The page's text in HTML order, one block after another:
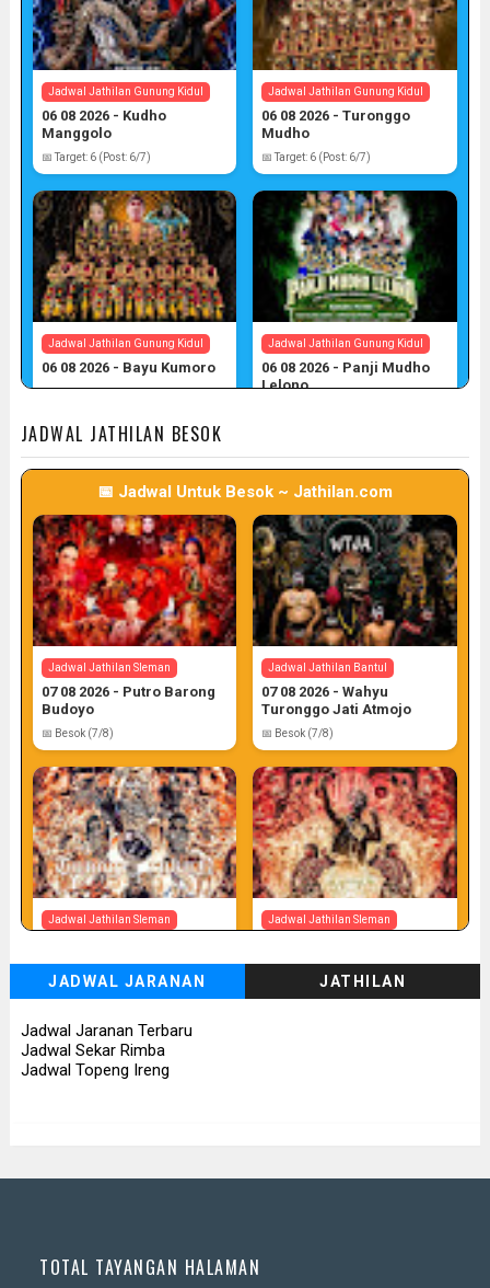
Jadwal Jathilan Gunung Kidul
06 08 2026 - Kudho
Manggolo
📅 Target: 6 (Post: 6/7)
Jadwal Jathilan Gunung Kidul
06 08 2026 - Turonggo
Mudho
📅 Target: 6 (Post: 6/7)
Jadwal Jathilan Gunung Kidul
06 08 2026 - Bayu Kumoro
Jadwal Jathilan Gunung Kidul
06 08 2026 - Panji Mudho
Lelono
Jadwal Jathilan Gunung Kidul
06 08 2026 - Wahyu Budoyo
📅 Target: 6 (Post: 6/7)
JADWAL JATHILAN BESOK
📅 Jadwal Untuk Besok ~ Jathilan.com
Jadwal Jathilan Sleman
07 08 2026 - Putro Barong
Budoyo
📅 Besok (7/8)
Jadwal Jathilan Bantul
07 08 2026 - Wahyu
Turonggo Jati Atmojo
📅 Besok (7/8)
Jadwal Jathilan Sleman
📅 Besok (7/8)
Jadwal Jathilan Sleman
📅 Besok (7/8)
JADWAL JARANAN JATHILAN
Jadwal Jaranan Terbaru
Jadwal Sekar Rimba
Jadwal Topeng Ireng
TOTAL TAYANGAN HALAMAN